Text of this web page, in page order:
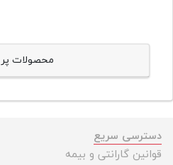
محصولات پر
دسترسی سریع
قوانین گارانتی و بیمه